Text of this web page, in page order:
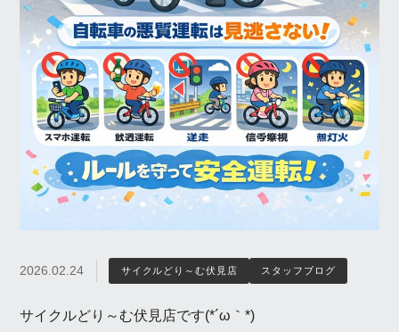
2026.02.24 サイクルどり～む伏見店 スタッフブログ
サイクルどり～む伏見店です(*´ω｀*)